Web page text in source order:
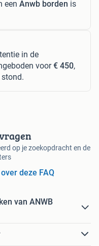
een Anwb borden is
in de
voor€ 450,
stond.
op je zoekopdracht en de
deze FAQ
van ANWB